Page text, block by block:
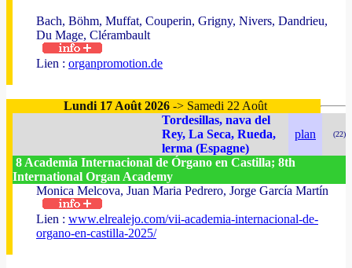
Bach, Böhm, Muffat, Couperin, Grigny, Nivers, Dandrieu,
Du Mage, Clérambault
Lien : organpromotion.de
Lundi 17 Août 2026-> Samedi 22 Août
Tordesillas, nava del
Rey, La Seca, Rueda,
lerma (Espagne)
plan (22)
8 Academia Internacional de Órgano en Castilla; 8th
International Organ Academy
Monica Melcova, Juan Maria Pedrero, Jorge García Martín
Lien : www.elrealejo.com/vii-academia-internacional-de-
organo-en-castilla-2025/